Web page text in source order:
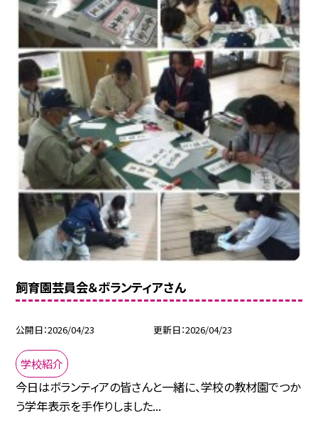
飼育園芸員会＆ボランティアさん
公開日 2026/04/23 更新日 2026/04/23
学校紹介
今日はボランティアの皆さんと一緒に、学校の教材園でつか
う学年表示を手作りしました...